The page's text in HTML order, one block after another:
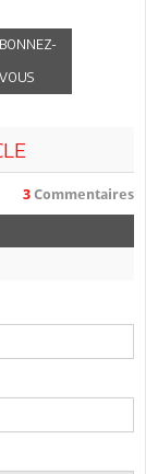
VOUS
3 Commentaires